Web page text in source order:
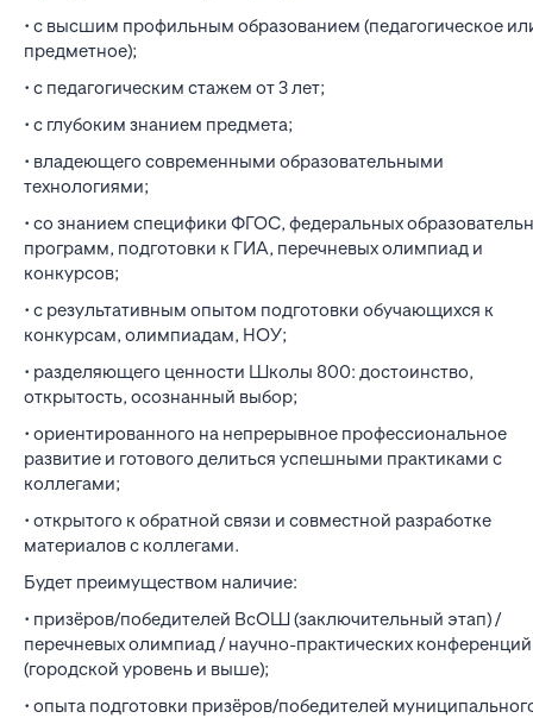
• с высшим профильным образованием (педагогическое
предметное);
• с педагогическим стажем от 3 лет;
• с глубоким знанием предмета;
• владеющего современными образовательными
технологиями;
• со знанием специфики ФГОС, федеральных
программ, подготовки к ГИА, перечневых олимпиад и
конкурсов;
• с результативным опытом подготовки обучающихся к
конкурсам, олимпиадам, НОУ;
• разделяющего ценности Школы 800: достоинство,
открытость, осознанный выбор;
• ориентированного на непрерывное профессиональное
развитие и готового делиться успешными практиками с
коллегами;
• открытого к обратной связи и совместной разработке
материалов с коллегами.
Будет преимуществом наличие:
• призёров/победителей ВсОШ (заключительный этап) /
перечневых олимпиад / научно-практических конференций
(городской уровень и выше);
• опыта подготовки призёров/победителей